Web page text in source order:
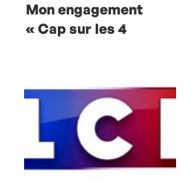
Mon engagement
« Cap sur les 4